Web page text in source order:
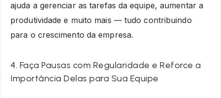
ajuda a gerenciar as tarefas da equipe, aumentar a
produtividade e muito mais — tudo contribuindo
para o crescimento da empresa.
4. Faça Pausas com Regularidade e Reforce a
Importância Delas para Sua Equipe